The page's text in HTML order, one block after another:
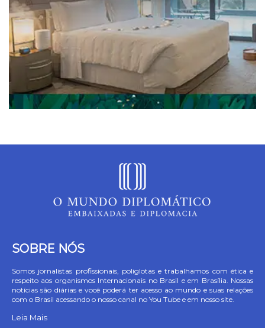
SOBRE NÓS
Somos jornalistas profissionais, poliglotas e trabalhamos com ética e
respeito aos organismos Internacionais no Brasil e em Brasília. Nossas
notícias são diárias e você poderá ter acesso ao mundo e suas relações
com o Brasil acessando o nosso canal no You Tube e em nosso site.
Leia Mais